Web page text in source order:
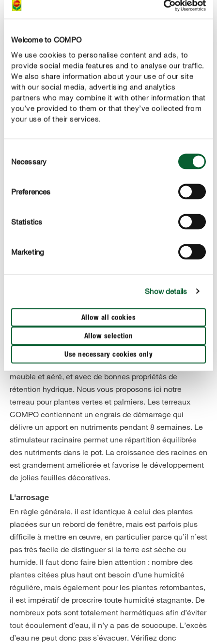
Welcome to COMPO
We use cookies to personalise content and ads, to
provide social media features and to analyse our traffic.
We also share information about your use of our site
with our social media, advertising and analytics
partners who may combine it with other information that
you’ve provided to them or that they’ve collected from
your use of their services.
Selection
Necessary
Preferences
Statistics
Marketing
Show details
Allow all cookies
Allow selection
Use necessary cookies only
bien adaptées : chlorophytum, scindapsus, monstera,
cire, ceropegia et cissus. Les succulentes doivent être
séneçon de Rowley, les variétés de rhipsalis ou
également le selenicereus (princesse de la nuit).
PORTRAIT DE PLANTES : LA FOUGÈRE
Des soins optimums pour les plantes retombantes
Remplissez les pots d’un terreau de haute qualité,
meuble et aéré, et avec de bonnes propriétés de
rétention hydrique. Nous vous proposons ici notre
terreau pour plantes vertes et palmiers. Les terreaux
COMPO contiennent un engrais de démarrage qui
délivre un apport en nutriments pendant 8 semaines. Le
stimulateur racinaire permet une répartition équilibrée
des nutriments dans le pot. La croissance des racines en
est grandement améliorée et favorise le développement
de jolies feuilles décoratives.
L'arrosage
En règle générale, il est identique à celui des plantes
placées sur un rebord de fenêtre, mais est parfois plus
difficile à mettre en œuvre, en particulier parce qu’il n’est
pas très facile de distinguer si la terre est sèche ou
humide. Il faut donc faire bien attention : nombre des
plantes citées plus haut ont besoin d’une humidité
régulière, mais également pour les plantes retombantes,
il est impératif de proscrire toute humidité stagnante. De
nombreux pots sont totalement hermétiques afin d’éviter
tout écoulement d’eau, il n’y a pas de soucoupe. L’excès
d’eau ne peut donc pas s’évacuer. Vérifiez donc